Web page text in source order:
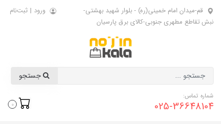
قم-میدان امام خمینی(ره) - بلوار شهید بهشتی-
نبش تقاطع مطهری جنوبی-کالای برق پارسیان
ورود | ثبت‌نام
شماره تماس:
025-36648104
0